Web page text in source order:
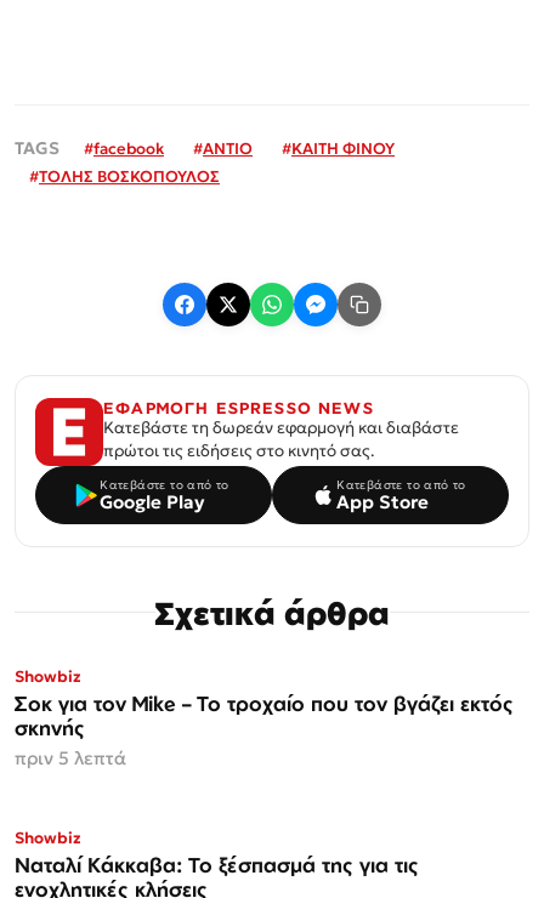
#facebook #ΑΝΤΙΟ #ΚΑΙΤΗ ΦΙΝΟΥ
#ΤΟΛΗΣ ΒΟΣΚΟΠΟΥΛΟΣ
ΕΦΑΡΜΟΓΗ ESPRESSO NEWS
Κατεβάστε τη δωρεάν εφαρμογή και διαβάστε
πρώτοι τις ειδήσεις στο κινητό σας.
Κατεβάστε το από το
Google Play
Κατεβάστε το από το
App Store
Σχετικά άρθρα
Showbiz
Σοκ για τον Mike – Το τροχαίο που τον βγάζει εκτός
σκηνής
πριν 5 λεπτά
Showbiz
Ναταλί Κάκκαβα: Το ξέσπασμά της για τις
ενοχλητικές κλήσεις